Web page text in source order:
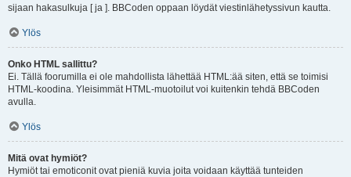
sijaan hakasulkuja [ ja ]. BBCoden oppaan löydät viestinlähetyssivun kautta.
Ylös
Onko HTML sallittu?
Ei. Tällä foorumilla ei ole mahdollista lähettää HTML:ää siten, että se toimisi
HTML-koodina. Yleisimmät HTML-muotoilut voi kuitenkin tehdä BBCoden
avulla.
Ylös
Mitä ovat hymiöt?
Hymiöt tai emoticonit ovat pieniä kuvia joita voidaan käyttää tunteiden